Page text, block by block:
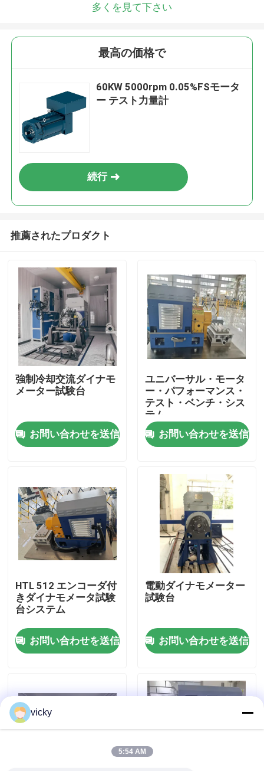
家へ
わたしたち に つい て
工場 ツアー
連絡 ください
ニュース
トルクの力量計
多くを見て下さい
最高の価格で
60KW 5000rpm 0.05%FSモータ
ー テスト力量計
続行
推薦されたプロダクト
強制冷却交流ダイナモ
メーター試験台
お問い合わせを送信
ユニバーサル・モータ
ー・パフォーマンス・
テスト・ベンチ・シス
テム
お問い合わせを送信
HTL 512 エンコーダ付
きダイナモメータ試験
台システム
お問い合わせを送信
電動ダイナモメーター
試験台
お問い合わせを送信
vicky
5:54 AM